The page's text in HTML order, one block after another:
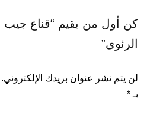
كن أول من يقيم “قناع جيب
الرئوى”
لن يتم نشر عنوان بريدك الإلكتروني.
بـ *